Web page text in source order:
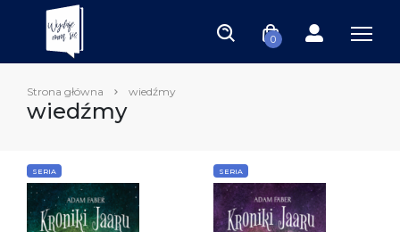
0
Strona główna wiedźmy
wiedźmy
SERIA SERIA